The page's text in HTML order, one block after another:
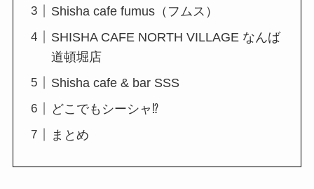
Shisha cafe fumus（フムス）
SHISHA CAFE NORTH VILLAGE なんば
道頓堀店
Shisha cafe & bar SSS
どこでもシーシャ⁉
まとめ